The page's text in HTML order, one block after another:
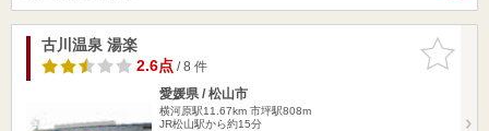
お気に入
りに追加
古川温泉 湯楽
2.6点/ 8 件
愛媛県 / 松山市
横河原駅11.67km 市坪駅808m
JR松山駅から約15分